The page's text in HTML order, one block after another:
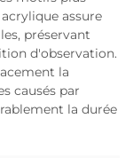
assure
préservant
d'observation.
la
causés par
la durée